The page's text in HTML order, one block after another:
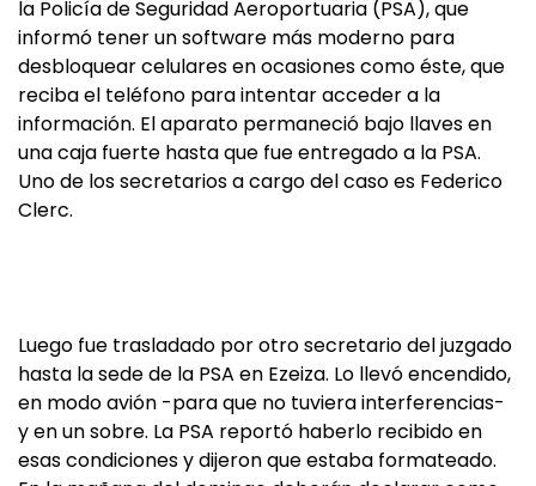
la Policía de Seguridad Aeroportuaria (PSA), que
informó tener un software más moderno para
desbloquear celulares en ocasiones como éste, que
reciba el teléfono para intentar acceder a la
información. El aparato permaneció bajo llaves en
una caja fuerte hasta que fue entregado a la PSA.
Uno de los secretarios a cargo del caso es Federico
Clerc.
Luego fue trasladado por otro secretario del juzgado
hasta la sede de la PSA en Ezeiza. Lo llevó encendido,
en modo avión -para que no tuviera interferencias-
y en un sobre. La PSA reportó haberlo recibido en
esas condiciones y dijeron que estaba formateado.